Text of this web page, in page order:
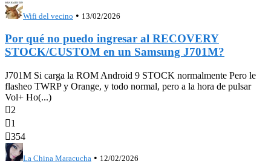
Wifi del vecino • 13/02/2026
Por qué no puedo ingresar al RECOVERY
STOCK/CUSTOM en un Samsung J701M?
J701M Si carga la ROM Android 9 STOCK normalmente Pero le
flasheo TWRP y Orange, y todo normal, pero a la hora de pulsar
Vol+ Ho(...)
2
1
354
La China Maracucha • 12/02/2026